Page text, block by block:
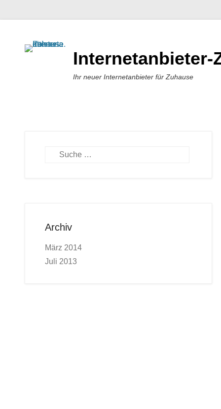
Internetanbieter-
Ihr neuer Internetanbieter für Zuhause
Suchen
Archiv
März 2014
Juli 2013